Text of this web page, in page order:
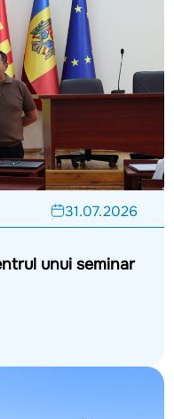
31.07.2026
unui seminar